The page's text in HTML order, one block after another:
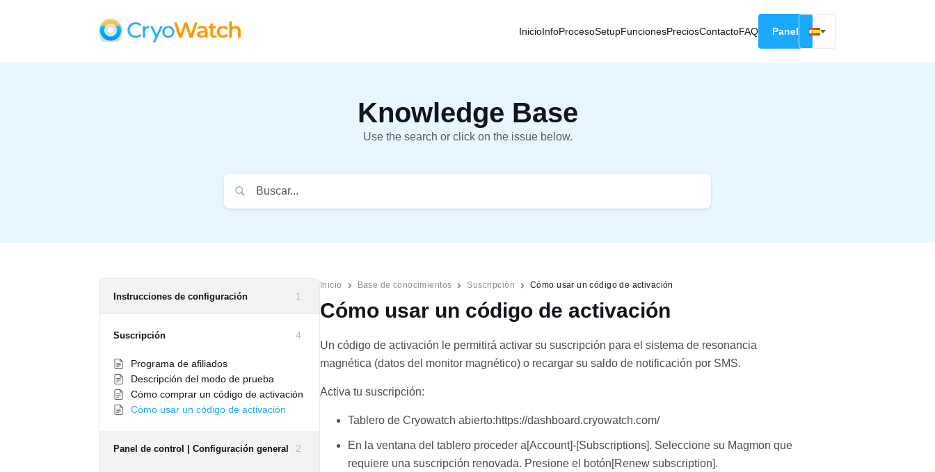
InicioInfoProcesoSetupFuncionesPreciosContactoFAQ Panel
Knowledge Base
Use the search or click on the issue below.
Instrucciones de configuración 1
Suscripción 4
Programa de afiliados
Descripción del modo de prueba
Cómo comprar un código de activación
Cómo usar un código de activación
Panel de control | Configuración general 2
Inicio Base de conocimientos Suscripción Cómo usar un código de activación
Cómo usar un código de activación
Un código de activación le permitirá activar su suscripción para el sistema de resonancia
magnética (datos del monitor magnético) o recargar su saldo de notificación por SMS.
Activa tu suscripción:
Tablero de Cryowatch abierto:https://dashboard.cryowatch.com/
En la ventana del tablero proceder a[Account]-[Subscriptions]. Seleccione su Magmon que
requiere una suscripción renovada. Presione el botón[Renew subscription].